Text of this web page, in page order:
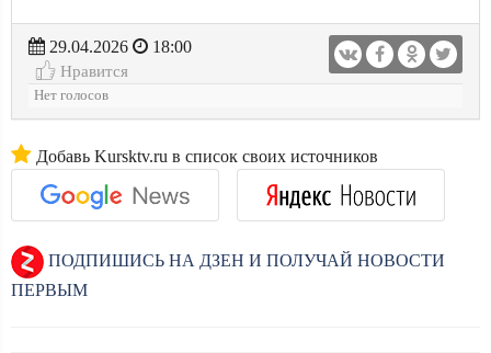
29.04.2026
18:00
Нравится
Нет голосов
Добавь Kursktv.ru в список своих источников
ПОДПИШИСЬ НА ДЗЕН И ПОЛУЧАЙ НОВОСТИ
ПЕРВЫМ